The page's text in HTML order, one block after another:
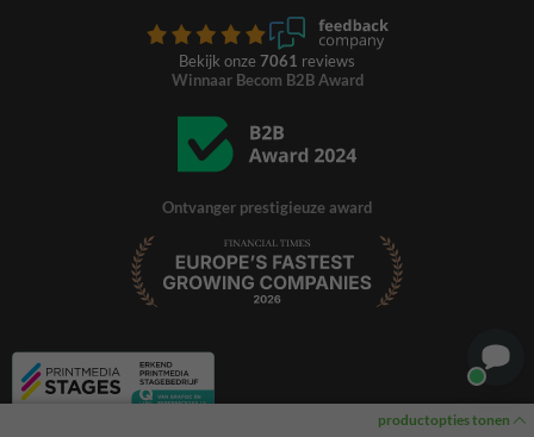
productopties tonen
Bekijk onze 7061 reviews
Winnaar Becom B2B Award
Ontvanger prestigieuze award